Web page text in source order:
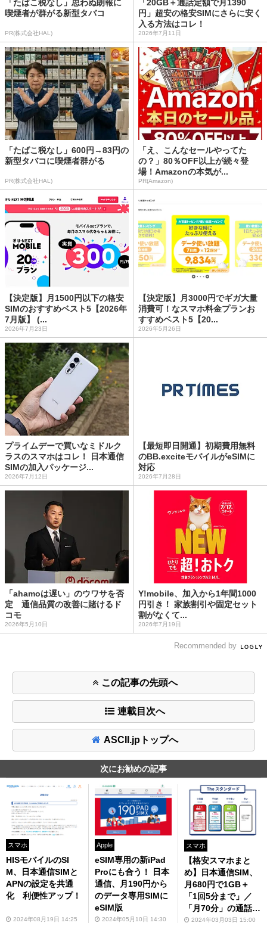
「たばこ税なし」思わぬ朗報に
喫煙者が群がる新型タバコ
PR(株式会社HAL)
「20GB＋通話定額で月1390
円」超安の格安SIMにさらに安く
入る方法はコレ！
2026年7月11日
「たばこ税なし」600円→83円の
新型タバコに喫煙者群がる
PR(株式会社HAL)
「え、こんなセールやってた
の？」80％OFF以上が続々登
場！Amazonの本気が...
PR(Amazon)
【決定版】月1500円以下の格安
SIMのおすすめベスト5【2026年
7月版】 (...
2026年7月23日
【決定版】月3000円でギガ大量
消費可！なスマホ料金プランお
すすめベスト5【20...
2026年5月26日
プライムデーで買いなミドルク
ラスのスマホはコレ！ 日本通信
SIMの加入パッケージ...
2026年7月12日
【最短即日開通】初期費用無料
のBB.exciteモバイルがeSIMに
対応
2026年7月28日
「ahamoは遅い」のウワサを否
定 通信品質の改善に賭けるド
コモ
2026年5月10日
Y!mobile、加入から1年間1000
円引き！ 家族割引や固定セット
割がなくて...
2026年7月19日
Recommended by
この記事の先頭へ
連載目次へ
ASCII.jpトップへ
次にお勧めの記事
スマホ
HISモバイルのSI
M、日本通信SIMと
APNの設定を共通
化 利便性アップ！
2024年08月19日 14:25
Apple
eSIM専用の新iPad
Proにも合う！ 日本
通信、月190円から
のデータ専用SIMに
eSIM版
2024年05月10日 14:30
スマホ
【格安スマホまと
め】日本通信SIM、
月680円で1GB＋
「1回5分まで」／
「月70分」の通話定
額利用可に
2024年03月03日 15:00